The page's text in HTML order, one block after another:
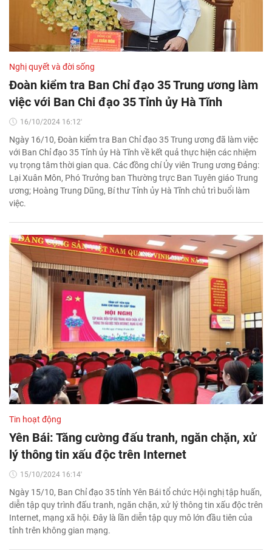
Nghị quyết và đời sống
Đoàn kiểm tra Ban Chỉ đạo 35 Trung ương làm
việc với Ban Chi đạo 35 Tỉnh ủy Hà Tĩnh
16/10/2024 16:12'
Ngày 16/10, Đoàn kiểm tra Ban Chỉ đạo 35 Trung ương đã làm việc
với Ban Chỉ đạo 35 Tỉnh ủy Hà Tĩnh về kết quả thực hiện các nhiệm
vụ trọng tâm thời gian qua. Các đồng chí Ủy viên Trung ương Đảng:
Lại Xuân Môn, Phó Trưởng ban Thường trực Ban Tuyên giáo Trung
ương; Hoàng Trung Dũng, Bí thư Tỉnh ủy Hà Tĩnh chủ trì buổi làm
việc.
Tin hoạt động
Yên Bái: Tăng cường đấu tranh, ngăn chặn, xử
lý thông tin xấu độc trên Internet
15/10/2024 16:14'
Ngày 15/10, Ban Chỉ đạo 35 tỉnh Yên Bái tổ chức Hội nghị tập huấn,
diễn tập quy trình đấu tranh, ngăn chặn, xử lý thông tin xấu độc trên
Internet, mạng xã hội. Đây là lần diễn tập quy mô lớn đầu tiên của
tỉnh trên không gian mạng.